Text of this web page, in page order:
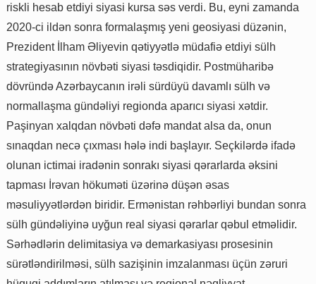
riskli hesab etdiyi siyasi kursa səs verdi. Bu, eyni zamanda
2020-ci ildən sonra formalaşmış yeni geosiyasi düzənin,
Prezident İlham Əliyevin qətiyyətlə müdafiə etdiyi sülh
strategiyasının növbəti siyasi təsdiqidir. Postmüharibə
dövründə Azərbaycanın irəli sürdüyü davamlı sülh və
normallaşma gündəliyi regionda aparıcı siyasi xətdir.
Paşinyan xalqdan növbəti dəfə mandat alsa da, onun
sınaqdan necə çıxması hələ indi başlayır. Seçkilərdə ifadə
olunan ictimai iradənin sonrakı siyasi qərarlarda əksini
tapması İrəvan hökuməti üzərinə düşən əsas
məsuliyyətlərdən biridir. Ermənistan rəhbərliyi bundan sonra
sülh gündəliyinə uyğun real siyasi qərarlar qəbul etməlidir.
Sərhədlərin delimitasiya və demarkasiyası prosesinin
sürətləndirilməsi, sülh sazişinin imzalanması üçün zəruri